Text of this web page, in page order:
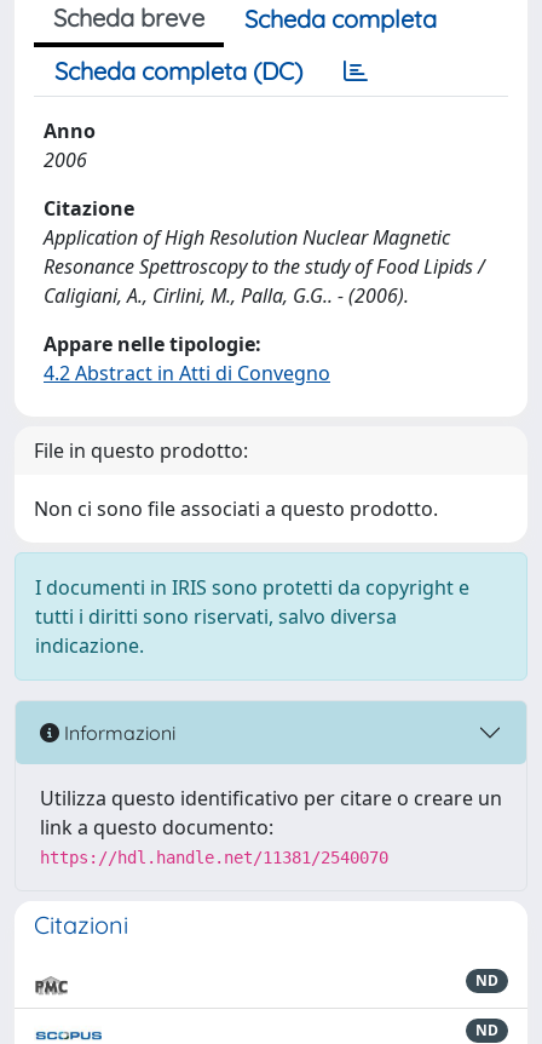
Scheda breve
Scheda completa
Scheda completa (DC)
Anno
2006
Citazione
Application of High Resolution Nuclear Magnetic
Resonance Spettroscopy to the study of Food Lipids /
Caligiani, A., Cirlini, M., Palla, G.G.. - (2006).
Appare nelle tipologie:
4.2 Abstract in Atti di Convegno
File in questo prodotto:
Non ci sono file associati a questo prodotto.
I documenti in IRIS sono protetti da copyright e
tutti i diritti sono riservati, salvo diversa
indicazione.
Informazioni
Utilizza questo identificativo per citare o creare un
link a questo documento:
https://hdl.handle.net/11381/2540070
Citazioni
ND
ND